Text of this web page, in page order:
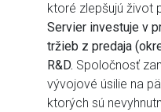
ktoré zlepšujú život
Servier investuje v
tržieb z predaja
R&D. Spoločnosť
vývojové úsilie na
ktorých sú